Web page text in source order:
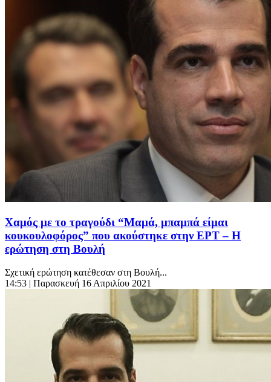
Χαμός με το τραγούδι “Μαμά, μπαμπά είμαι
κουκουλοφόρος” που ακούστηκε στην ΕΡΤ – Η
ερώτηση στη Βουλή
Σχετική ερώτηση κατέθεσαν στη Βουλή...
14:53 | Παρασκευή 16 Απριλίου 2021